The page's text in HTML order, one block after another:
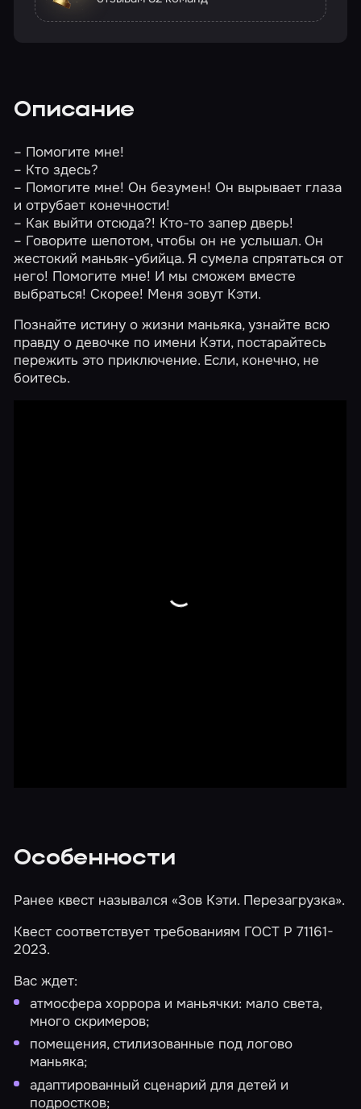
Описание
– Помогите мне!
– Кто здесь?
– Помогите мне! Он безумен! Он вырывает глаза
и отрубает конечности!
– Как выйти отсюда?! Кто-то запер дверь!
– Говорите шепотом, чтобы он не услышал. Он
жестокий маньяк-убийца. Я сумела спрятаться от
него! Помогите мне! И мы сможем вместе
выбраться! Скорее! Меня зовут Кэти.
Познайте истину о жизни маньяка, узнайте всю
правду о девочке по имени Кэти, постарайтесь
пережить это приключение. Если, конечно, не
боитесь.
Особенности
Ранее квест назывался «Зов Кэти. Перезагрузка».
Квест соответствует требованиям ГОСТ Р 71161-
2023.
Вас ждет:
атмосфера хоррора и маньячки: мало света,
много скримеров;
помещения, стилизованные под логово
маньяка;
адаптированный сценарий для детей и
подростков;